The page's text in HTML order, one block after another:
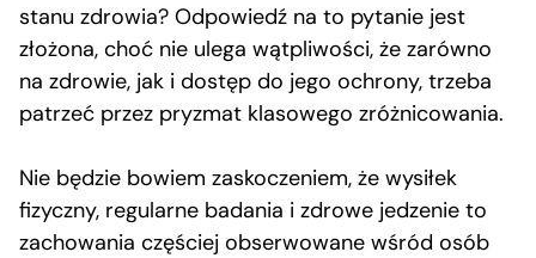
stanu zdrowia? Odpowiedź na to pytanie jest
złożona, choć nie ulega wątpliwości, że zarówno
na zdrowie, jak i dostęp do jego ochrony, trzeba
patrzeć przez pryzmat klasowego zróżnicowania.
Nie będzie bowiem zaskoczeniem, że wysiłek
fizyczny, regularne badania i zdrowe jedzenie to
zachowania częściej obserwowane wśród osób